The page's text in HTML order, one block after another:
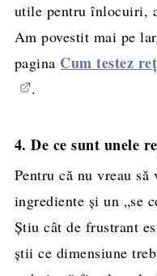
utile pentru înlocuiri,
Am povestit mai pe
pagina Cum testez
.
4. De ce sunt unele
Pentru că nu vreau
ingrediente și un „se
Știu cât de frustrant
știi ce dimensiune